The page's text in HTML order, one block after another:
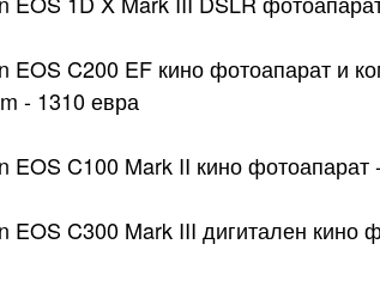
EOS C200 EF кино фотоапарат и
- 1310 евра
EOS C100 Mark II кино фотоапарат
EOS C300 Mark III дигитален кино